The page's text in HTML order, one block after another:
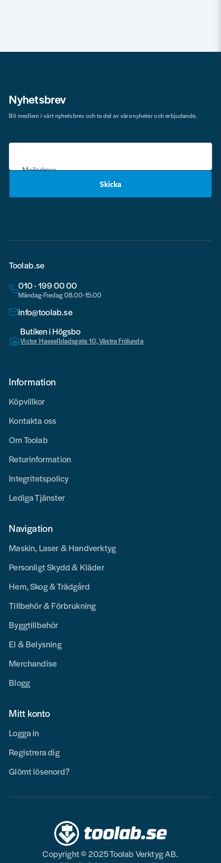
Nyhetsbrev
Mejladress
Skicka
Bli medlem i vårt nyhetsbrev och ta del av våra nyheter och erbjudande.
Toolab.se
010 - 199 00 00
Måndag-Fredag 08.00-15:00
info@toolab.se
Butiken i Högsbo
Victor Hasselbladsgata 10, Västra Frölunda
Information
Köpvillkor
Kontakta oss
Om Toolab
Returinformation
Integritetspolicy
Lediga Tjänster
Navigation
Maskin, Laser & Handverktyg
Personligt Skydd & Kläder
Hem, Skog & Trädgård
Tillbehör & Förbrukning
Byggtillbehör
El & Belysning
Merchandise
Blogg
Mitt konto
Logga in
Registrera dig
Glömt lösenord?
Copyright © 2025 Toolab Verktyg AB.